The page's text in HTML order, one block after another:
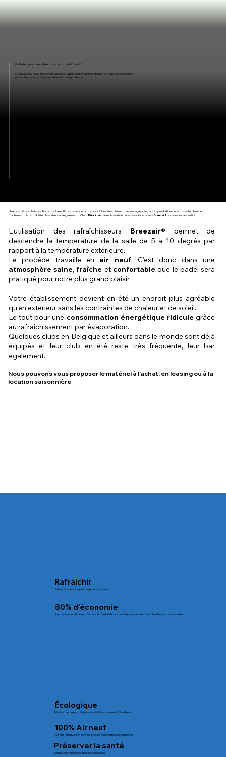
Quelle température cette été dans votre hall de Padel?
La pratique du Padel en salle est la solution la plus adaptée pour pratiquer notre sport toute l’année…
Cependant, jouer au Padel en salle en été pose problème.
Aux premières chaleurs, l’inconfort rend la pratique de notre sport favori nettement moins agréable, la fréquentation de votre salle diminue
fortement, la rentabilité de votre club également. ChezBioclimas, avec les rafraîchisseurs adiabatiquesBreezair®nous avons la solution !
L’utilisation des rafraîchisseurs Breezair® permet de
descendre la température de la salle de 5 à 10 degrés par
rapport à la température extérieure.
Le procédé travaille en air neuf. C’est donc dans une
atmosphère saine,fraîche et confortable que le padel sera
pratiqué pour notre plus grand plaisir.
Votre établissement devient en été un endroit plus agréable
qu’en extérieur sans les contraintes de chaleur et de soleil.
Le tout pour une consommation énergétique ridicule grâce
au rafraîchissement par évaporation.
Quelques clubs en Belgique et ailleurs dans le monde sont déjà
équipés et leur club en été reste très fréquenté, leur bar
également.
Nous pouvons vous proposer le matériel à l’achat, en leasing ou à la
location saisonnière
Rafraichir
Rafraichir sans assécher de grands volumes.
80% d’économie
Les coûts opérationnels, d’achats et d’installations sont inférieurs à ceux d’une climatisation traditionnelle.
Écologique
N’utilise pas de gaz réfrigérant nuisible, uniquement l’air et l’eau.
100% Air neuf
L’air est renouvelé en permanence, refroidi et filtré. L’air reste sain.
Préserver la santé
Diminue fortement les risques de malaise.